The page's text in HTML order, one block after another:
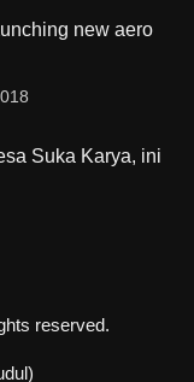
new aero
Suka Karya, ini
reserved.